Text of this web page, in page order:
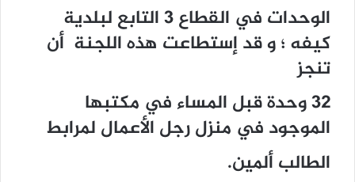
الوحدات في القطاع 3 التابع لبلدية
كيفه ؛ و قد إستطاعت هذه اللجنة أن
تنجز
32 وحدة قبل المساء في مكتبها
الموجود في منزل رجل الأعمال لمرابط
الطالب ألمين.